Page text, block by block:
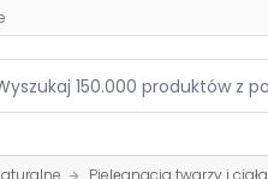
Pielęgnacja twarzy i ciała